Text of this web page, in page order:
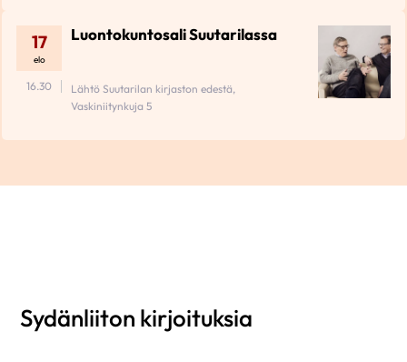
17
elo
Luontokuntosali Suutarilassa
16.30
Lähtö Suutarilan kirjaston edestä,
Vaskiniitynkuja 5
Sydänliiton kirjoituksia